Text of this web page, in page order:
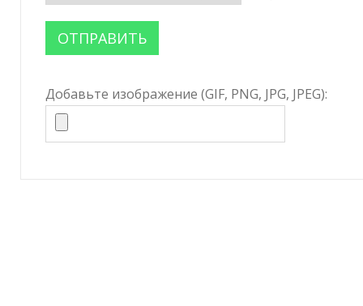
Добавьте изображение (GIF, PNG, JPG, JPEG):